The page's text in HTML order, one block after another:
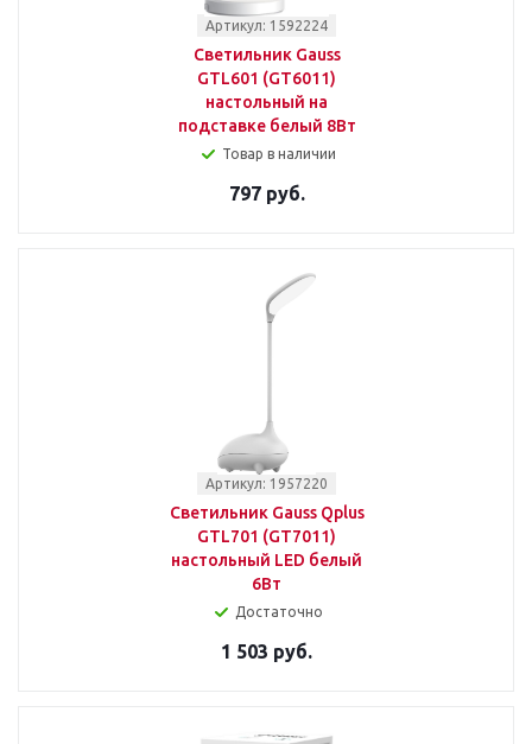
Артикул: 1592224
Светильник Gauss
GTL601 (GT6011)
настольный на
подставке белый 8Вт
Товар в наличии
797 руб.
Артикул: 1957220
Светильник Gauss Qplus
GTL701 (GT7011)
настольный LED белый
6Вт
Достаточно
1 503 руб.